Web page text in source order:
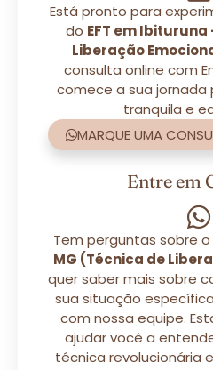
Está pronto para
do EFT em
Liberação
consulta online com
comece a sua jornada
tranquila e
MARQUE UMA
Entre em
Tem perguntas sobre o
MG (Técnica de
quer saber mais sobre
sua situação
com nossa equipe.
ajudar você a
técnica revolucionária